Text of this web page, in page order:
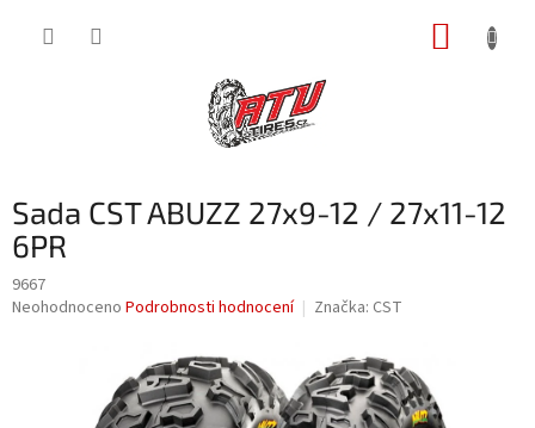
Sada CST ABUZZ 27x9-12 / 27x11-12
6PR
9667
Průměrné
Neohodnoceno Podrobnosti hodnocení Značka: CST